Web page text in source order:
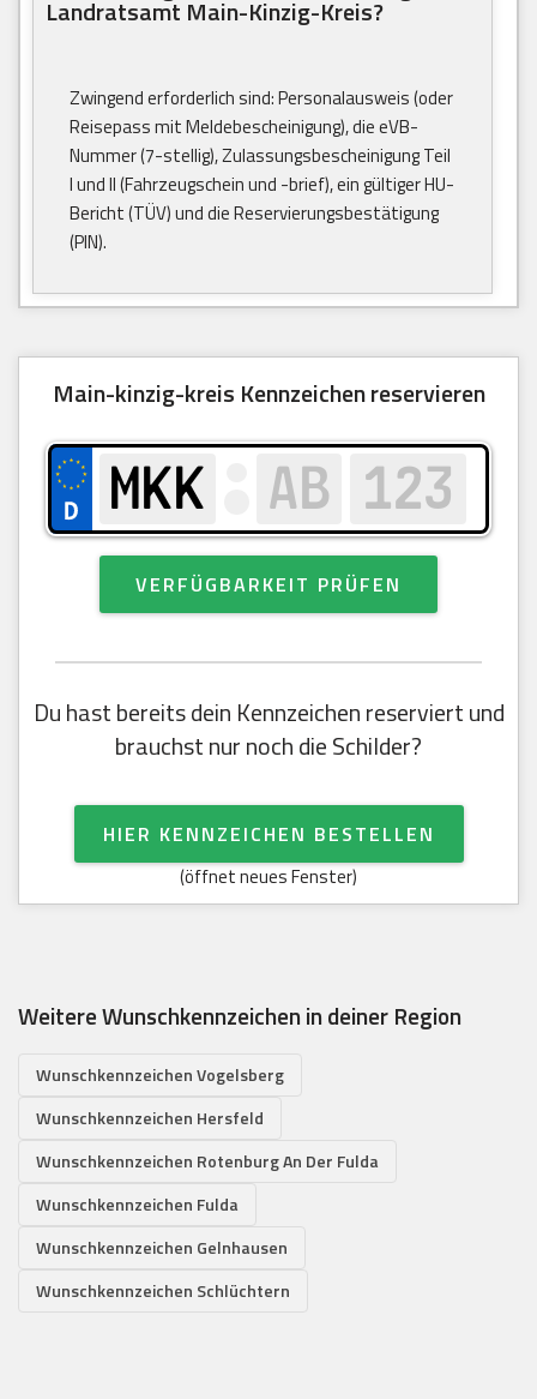
Landratsamt Main-Kinzig-Kreis?
Zwingend erforderlich sind: Personalausweis (oder
Reisepass mit Meldebescheinigung), die eVB-
Nummer (7-stellig), Zulassungsbescheinigung Teil
I und II (Fahrzeugschein und -brief), ein gültiger HU-
Bericht (TÜV) und die Reservierungsbestätigung
(PIN).
Main-kinzig-kreis Kennzeichen reservieren
VERFÜGBARKEIT PRÜFEN
Du hast bereits dein Kennzeichen reserviert und
brauchst nur noch die Schilder?
HIER KENNZEICHEN BESTELLEN
(öffnet neues Fenster)
Weitere Wunschkennzeichen in deiner Region
Wunschkennzeichen Vogelsberg
Wunschkennzeichen Hersfeld
Wunschkennzeichen Rotenburg An Der Fulda
Wunschkennzeichen Fulda
Wunschkennzeichen Gelnhausen
Wunschkennzeichen Schlüchtern